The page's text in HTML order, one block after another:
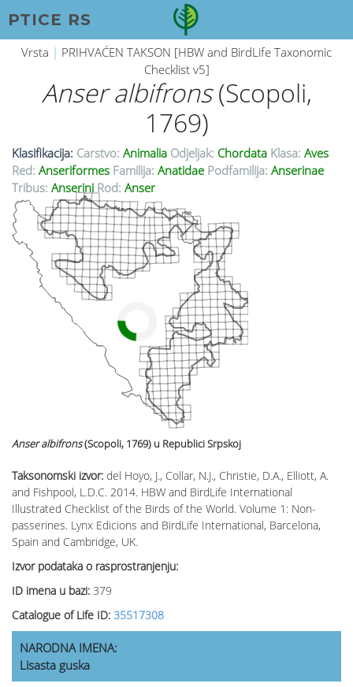
PTICE RS
Vrsta | PRIHVAĆEN TAKSON [HBW and BirdLife Taxonomic
Checklist v5]
Anser albifrons(Scopoli,
1769)
Klasifikacija: Carstvo: Animalia Odjeljak: Chordata Klasa: Aves
Red: Anseriformes Familija: Anatidae Podfamilija: Anserinae
Tribus: Anserini Rod: Anser
Taksonomski izvor: del Hoyo, J., Collar, N.J., Christie, D.A., Elliott, A.
and Fishpool, L.D.C. 2014. HBW and BirdLife International
Illustrated Checklist of the Birds of the World. Volume 1: Non-
passerines. Lynx Edicions and BirdLife International, Barcelona,
Spain and Cambridge, UK.
Izvor podataka o rasprostranjenju:
ID imena u bazi: 379
Catalogue of Life ID: 35517308
Anser albifrons(Scopoli, 1769) u Republici Srpskoj
NARODNA IMENA:
Lisasta guska